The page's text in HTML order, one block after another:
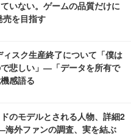
いない。ゲームの品質だけに
売を目指す
ィスク生産終了について「僕は
悲しい」―「データを所有で
感語る
ドのモデルとされる人物、詳細2
海外ファンの調査、実を結ぶ